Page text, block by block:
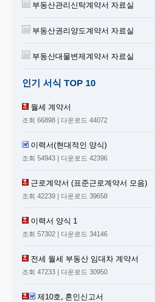
부동산관리신탁계약서 자료실
부동산권리양도계약서 자료실
부동산대물변제계약서 자료실
인기 서식 TOP 10
월세 계약서
조회 66898 | 다운로드 44072
이력서(현대적인 양식)
조회 54943 | 다운로드 42396
근로계약서 (표준근로계약서 모음)
조회 42239 | 다운로드 39658
이력서 양식 1
조회 57302 | 다운로드 34146
전세 월세 부동산 임대차 계약서
조회 47233 | 다운로드 30950
제10호, 혼인신고서